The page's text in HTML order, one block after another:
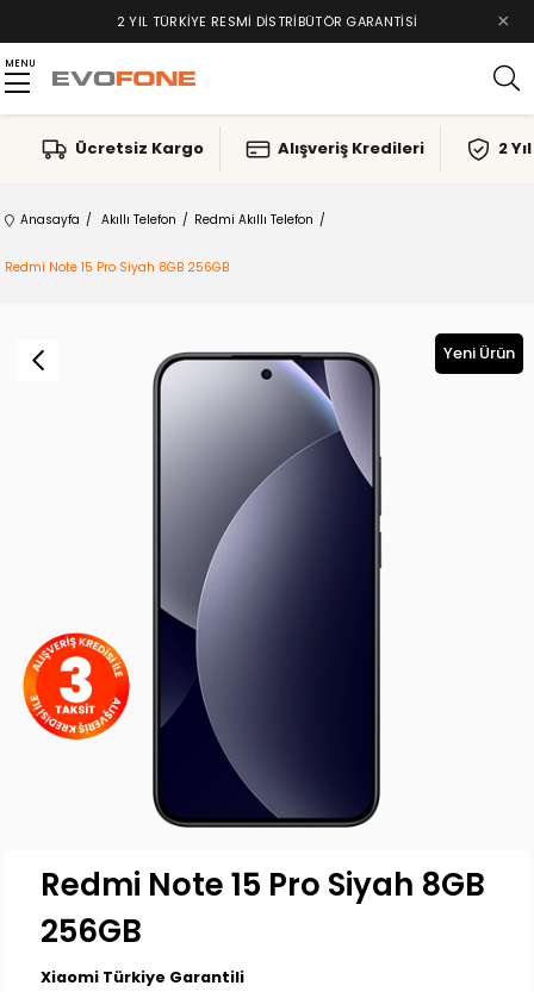
2 YIL TÜRKIYE RESMI DISTRIBÜTÖR GARANTISI ×
MENU
Ücretsiz Kargo Alışveriş Kredileri 2
Anasayfa Akıllı Telefon Redmi Akıllı Telefon
Redmi Note 15 Pro Siyah 8GB 256GB
Yeni Ürün
Redmi Note 15 Pro Siyah 8GB
256GB
Xiaomi Türkiye Garantili